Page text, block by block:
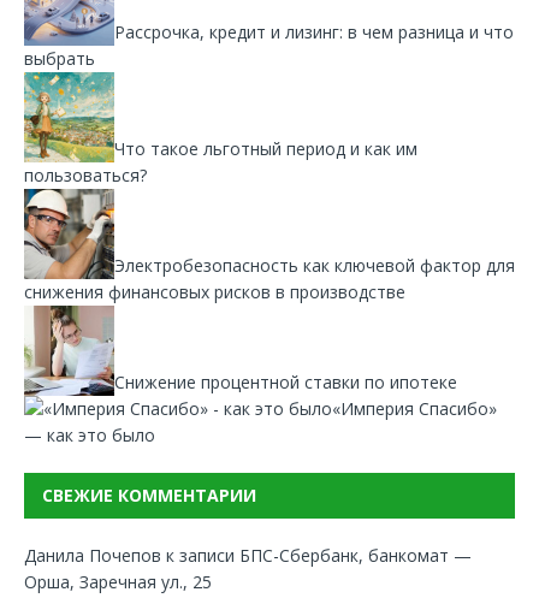
Рассрочка, кредит и лизинг: в чем разница и что
выбрать
Что такое льготный период и как им
пользоваться?
Электробезопасность как ключевой фактор для
снижения финансовых рисков в производстве
Снижение процентной ставки по ипотеке
«Империя Спасибо»
— как это было
СВЕЖИЕ КОММЕНТАРИИ
Данила Почепов к записи БПС-Сбербанк, банкомат —
Орша, Заречная ул., 25